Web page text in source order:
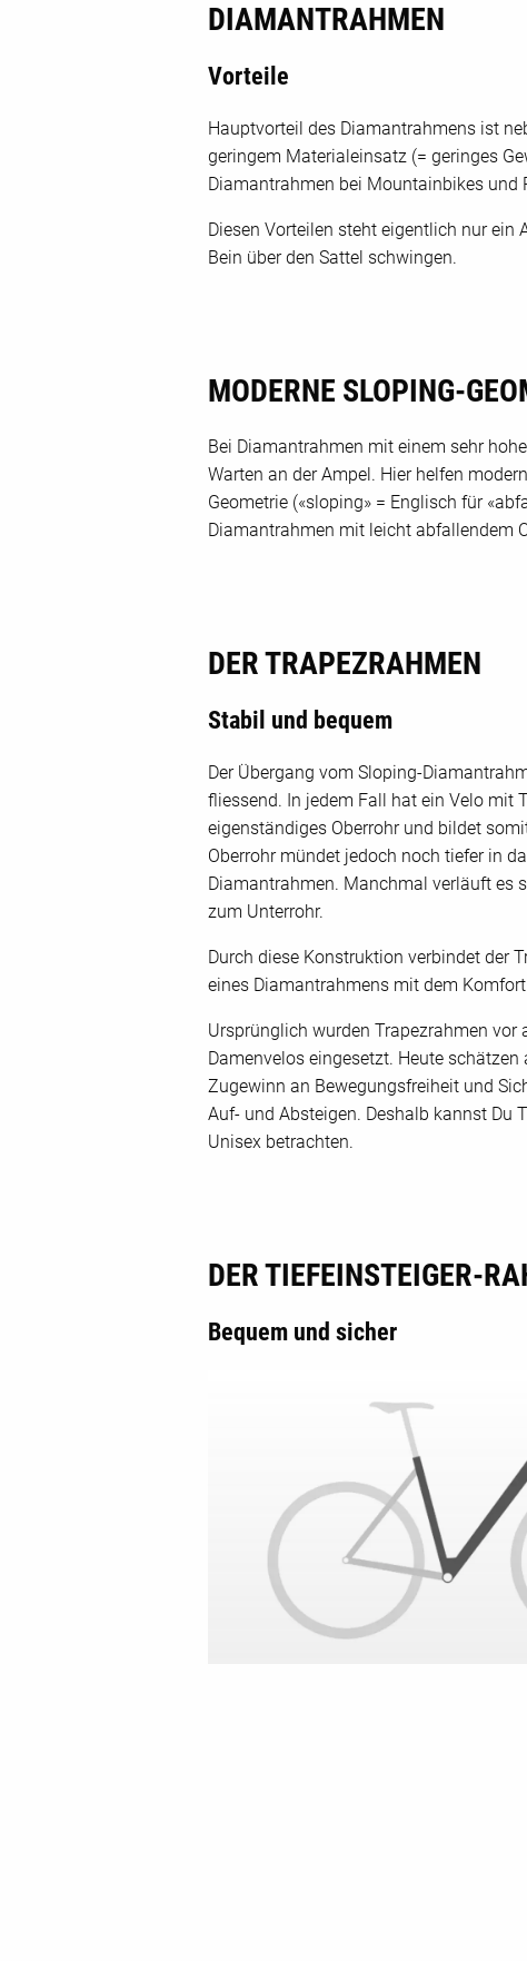
DIAMANTRAHMEN
Vorteile
Hauptvorteil des Diamantrahmens ist
geringem Materialeinsatz (= geringes
Diamantrahmen bei Mountainbikes und
Diesen Vorteilen steht eigentlich nur ein
Bein über den Sattel schwingen.
MODERNE SLOPING-
Bei Diamantrahmen mit einem sehr
Warten an der Ampel. Hier helfen
Geometrie («sloping» = Englisch für
Diamantrahmen mit leicht abfallendem
DER TRAPEZRAHMEN
Stabil und bequem
Der Übergang vom Sloping-
fliessend. In jedem Fall hat ein Velo mit
eigenständiges Oberrohr und bildet
Oberrohr mündet jedoch noch tiefer in
Diamantrahmen. Manchmal verläuft es
zum Unterrohr.
Durch diese Konstruktion verbindet der
eines Diamantrahmens mit dem
Ursprünglich wurden Trapezrahmen vor
Damenvelos eingesetzt. Heute schätzen
Zugewinn an Bewegungsfreiheit und
Auf- und Absteigen. Deshalb kannst Du
Unisex betrachten.
DER TIEFEINSTEIGER-
Bequem und sicher